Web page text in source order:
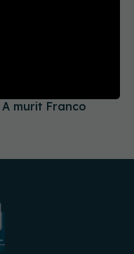
murit Franco